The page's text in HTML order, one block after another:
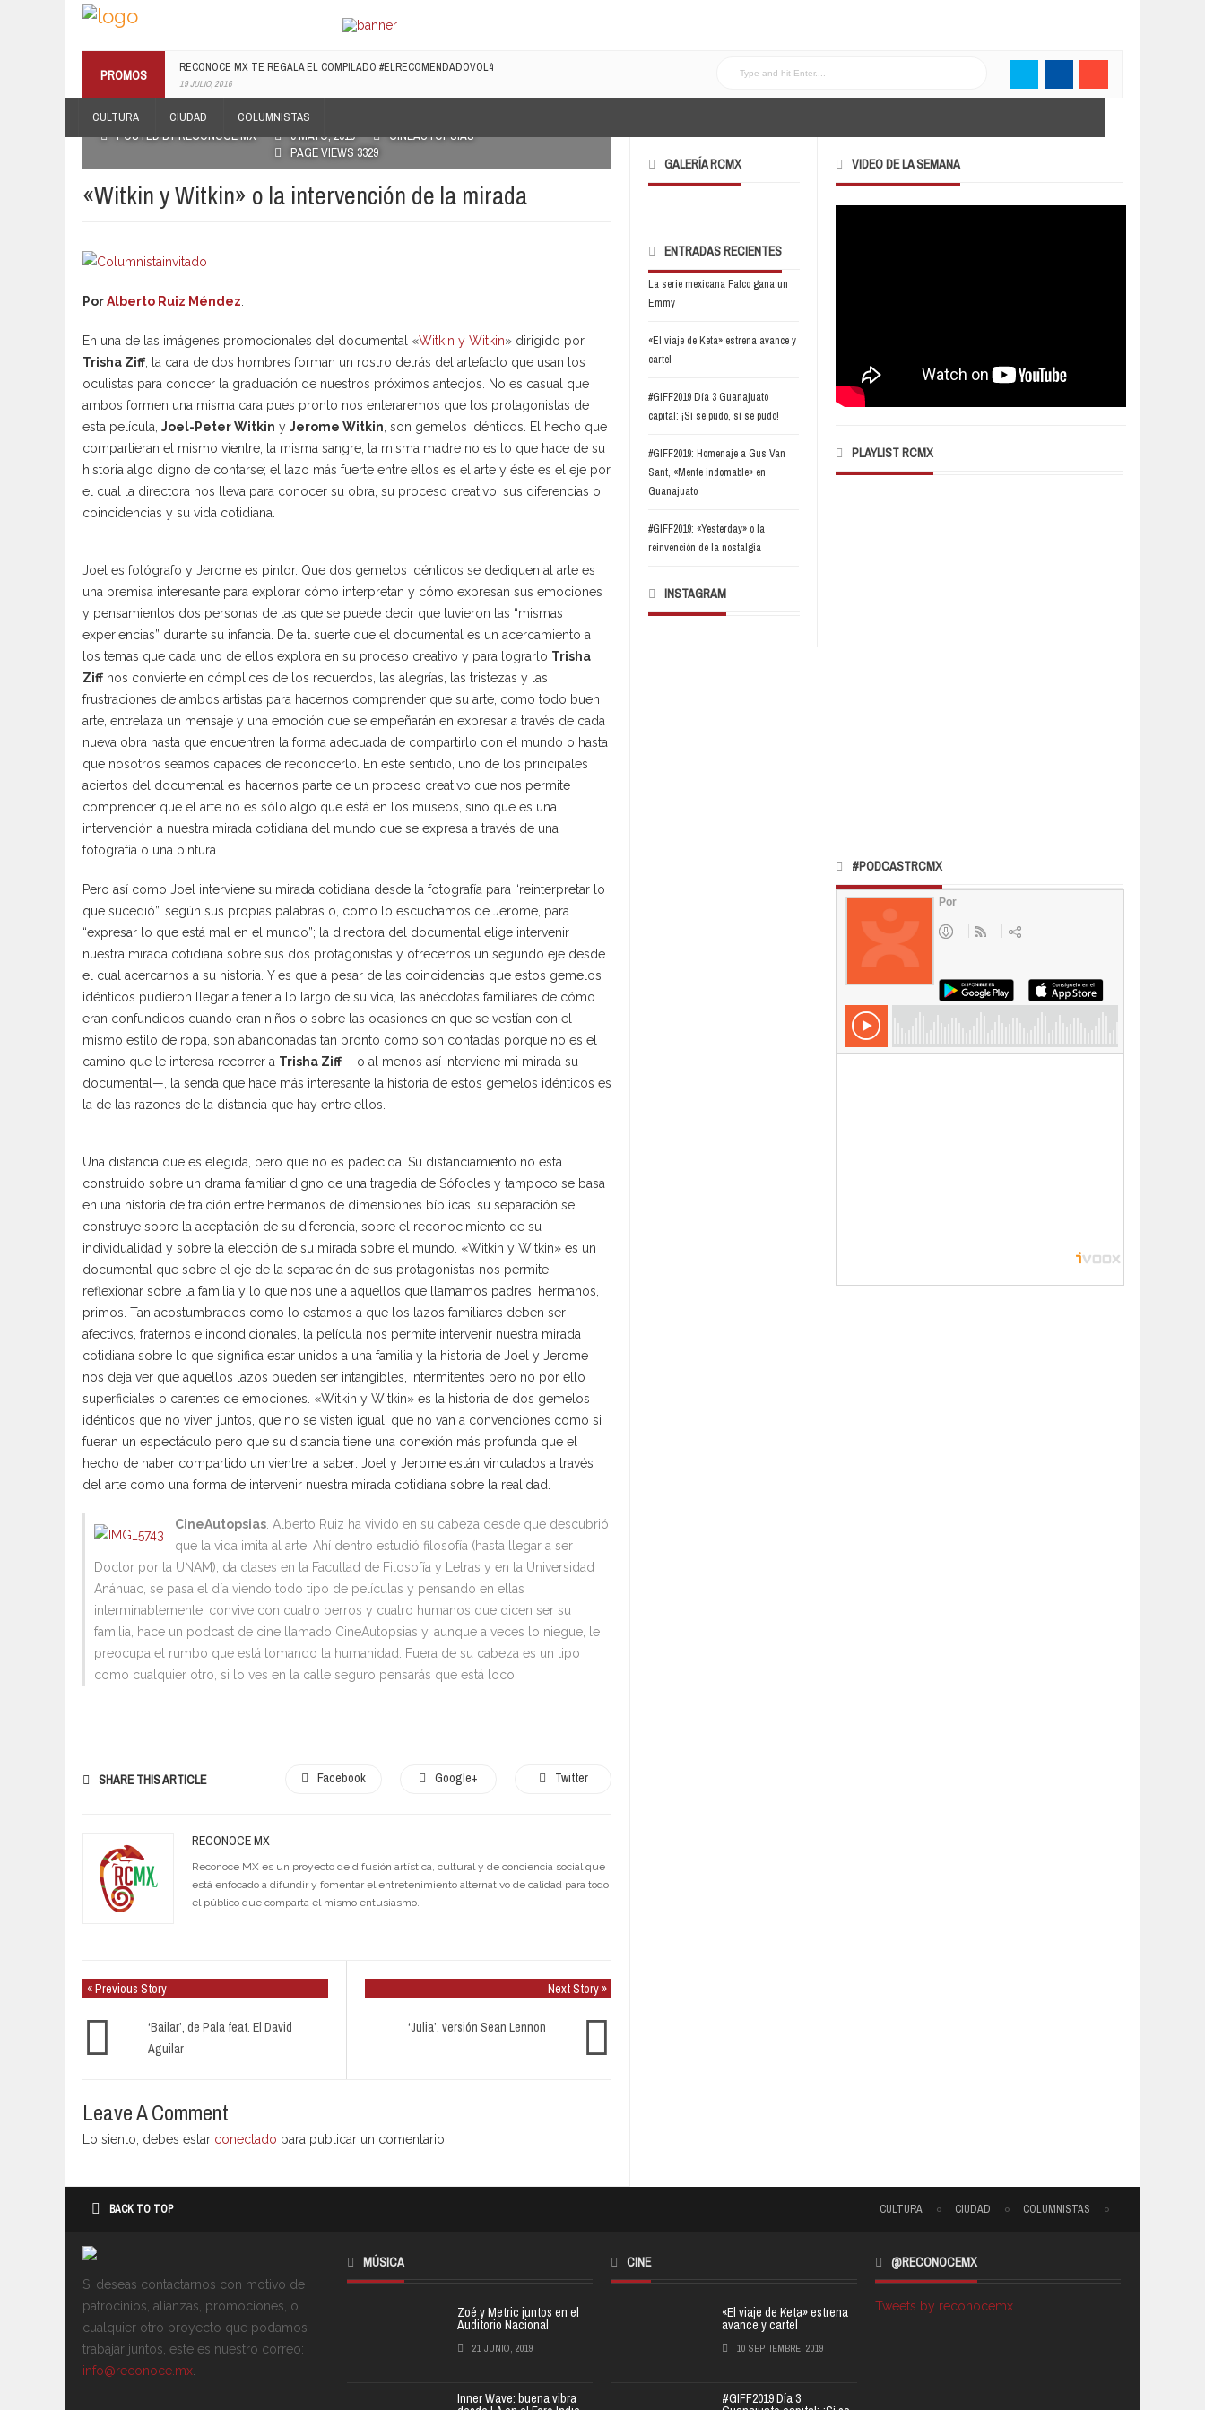
PROMOS RECONOCE MX TE REGALA EL COMPILADO #ELRECOMENDADOVOL4
19 JULIO, 2016
CULTURA CIUDAD COLUMNISTAS
POSTED BY RECONOCE MX 9 MAYO, 2019
CINEAUTOPSIAS
PAGE VIEWS 3329
«Witkin y Witkin» o la intervención de la mirada
PorAlberto Ruiz Méndez
En una de las imágenes promocionales del documental «Witkin y Witkin» dirigido por
Trisha Ziff , la cara de dos hombres forman un rostro detrás del artefacto que usan los
oculistas para conocer la graduación de nuestros próximos anteojos. No es casual que
ambos formen una misma cara pues pronto nos enteraremos que los protagonistas de
esta película, Joel-Peter Witkin y Jerome Witkin , son gemelos idénticos. El hecho que
compartieran el mismo vientre, la misma sangre, la misma madre no es lo que hace de su
historia algo digno de contarse; el lazo más fuerte entre ellos es el arte y éste es el eje por
el cual la directora nos lleva para conocer su obra, su proceso creativo, sus diferencias o
coincidencias y su vida cotidiana.
Joel es fotógrafo y Jerome es pintor. Que dos gemelos idénticos se dediquen al arte es
una premisa interesante para explorar cómo interpretan y cómo expresan sus emociones
y pensamientos dos personas de las que se puede decir que tuvieron las “mismas
experiencias” durante su infancia. De tal suerte que el documental es un acercamiento a
los temas que cada uno de ellos explora en su proceso creativo y para lograrlo Trisha
Ziff nos convierte en cómplices de los recuerdos, las alegrías, las tristezas y las
frustraciones de ambos artistas para hacernos comprender que su arte, como todo buen
arte, entrelaza un mensaje y una emoción que se empeñarán en expresar a través de cada
nueva obra hasta que encuentren la forma adecuada de compartirlo con el mundo o hasta
que nosotros seamos capaces de reconocerlo. En este sentido, uno de los principales
aciertos del documental es hacernos parte de un proceso creativo que nos permite
comprender que el arte no es sólo algo que está en los museos, sino que es una
intervención a nuestra mirada cotidiana del mundo que se expresa a través de una
fotografía o una pintura.
Pero así como Joel interviene su mirada cotidiana desde la fotografía para “reinterpretar lo
que sucedió”, según sus propias palabras o, como lo escuchamos de Jerome, para
“expresar lo que está mal en el mundo”; la directora del documental elige intervenir
nuestra mirada cotidiana sobre sus dos protagonistas y ofrecernos un segundo eje desde
el cual acercarnos a su historia. Y es que a pesar de las coincidencias que estos gemelos
idénticos pudieron llegar a tener a lo largo de su vida, las anécdotas familiares de cómo
eran confundidos cuando eran niños o sobre las ocasiones en que se vestían con el
mismo estilo de ropa, son abandonadas tan pronto como son contadas porque no es el
camino que le interesa recorrer a Trisha Ziff —o al menos así interviene mi mirada su
documental—, la senda que hace más interesante la historia de estos gemelos idénticos es
la de las razones de la distancia que hay entre ellos.
Una distancia que es elegida, pero que no es padecida. Su distanciamiento no está
construido sobre un drama familiar digno de una tragedia de Sófocles y tampoco se basa
en una historia de traición entre hermanos de dimensiones bíblicas, su separación se
construye sobre la aceptación de su diferencia, sobre el reconocimiento de su
individualidad y sobre la elección de su mirada sobre el mundo. «Witkin y Witkin» es un
documental que sobre el eje de la separación de sus protagonistas nos permite
reflexionar sobre la familia y lo que nos une a aquellos que llamamos padres, hermanos,
primos. Tan acostumbrados como lo estamos a que los lazos familiares deben ser
afectivos, fraternos e incondicionales, la película nos permite intervenir nuestra mirada
cotidiana sobre lo que significa estar unidos a una familia y la historia de Joel y Jerome
nos deja ver que aquellos lazos pueden ser intangibles, intermitentes pero no por ello
superficiales o carentes de emociones. «Witkin y Witkin» es la historia de dos gemelos
idénticos que no viven juntos, que no se visten igual, que no van a convenciones como si
fueran un espectáculo pero que su distancia tiene una conexión más profunda que el
hecho de haber compartido un vientre, a saber: Joel y Jerome están vinculados a través
del arte como una forma de intervenir nuestra mirada cotidiana sobre la realidad.
CineAutopsias . Alberto Ruiz ha vivido en su cabeza desde que descubrió
que la vida imita al arte. Ahí dentro estudió filosofía (hasta llegar a ser
Doctor por la UNAM), da clases en la Facultad de Filosofía y Letras y en la Universidad
Anáhuac, se pasa el día viendo todo tipo de películas y pensando en ellas
interminablemente, convive con cuatro perros y cuatro humanos que dicen ser su
familia, hace un podcast de cine llamado CineAutopsias y, aunque a veces lo niegue, le
preocupa el rumbo que está tomando la humanidad. Fuera de su cabeza es un tipo
como cualquier otro, si lo ves en la calle seguro pensarás que está loco.
SHARE THIS ARTICLE Facebook Google+ Twitter
RECONOCE MX
Reconoce MX es un proyecto de difusión artística, cultural y de conciencia social que
está enfocado a difundir y fomentar el entretenimiento alternativo de calidad para todo
el público que comparta el mismo entusiasmo.
« Previous Story
‘Bailar’, de Pala feat. El David
Aguilar
Next Story »
‘Julia’, versión Sean Lennon
Leave A Comment
Lo siento, debes estar conectado para publicar un comentario.
GALERÍA RCMX
ENTRADAS RECIENTES
La serie mexicana Falco gana un
Emmy
«El viaje de Keta» estrena avance y
cartel
#GIFF2019 Día 3 Guanajuato
capital: ¡Sí se pudo, sí se pudo!
#GIFF2019: Homenaje a Gus Van
Sant, «Mente indomable» en
Guanajuato
#GIFF2019: «Yesterday» o la
reinvención de la nostalgia
INSTAGRAM
VIDEO DE LA SEMANA
PLAYLIST RCMX
#PODCASTRCMX
BACK TO TOP CULTURA CIUDAD COLUMNISTAS
Si deseas contactarnos con motivo de
patrocinios, alianzas, promociones, o
cualquier otro proyecto que podamos
trabajar juntos, este es nuestro correo:
info@reconoce.mx
MÚSICA
Zoé y Metric juntos en el
Auditorio Nacional
21 JUNIO, 2019
Inner Wave: buena vibra
CINE
«El viaje de Keta» estrena
avance y cartel
10 SEPTIEMBRE, 2019
#GIFF2019 Día 3
@RECONOCEMX
Tweets by reconocemx